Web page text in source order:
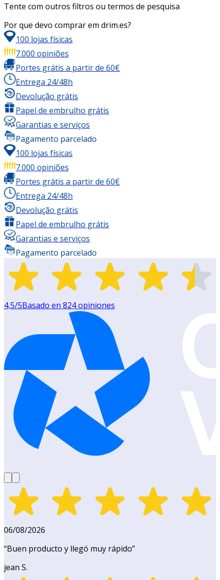
Tente com outros filtros ou termos de pesquisa
Por que devo comprar em drim.es?
100 lojas físicas
7.000 opiniões
Portes grátis a partir de 60€
Entrega 24/48h
Devolução grátis
Papel de embrulho grátis
Garantias e serviços
Pagamento parcelado
100 lojas físicas
7.000 opiniões
Portes grátis a partir de 60€
Entrega 24/48h
Devolução grátis
Papel de embrulho grátis
Garantias e serviços
Pagamento parcelado
4,5/5Basado en 824opiniones
06/08/2026
“Buen producto y llegó muy rápido”
jean S.